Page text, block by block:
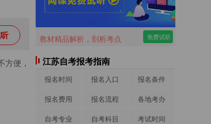
便，
教材精品解析，剖析考点 免费试听
江苏自考报考指南
报名时间 报名入口
报名条件
报名费用
报名流程
各地考办
自考专业
自考科目
考试时间